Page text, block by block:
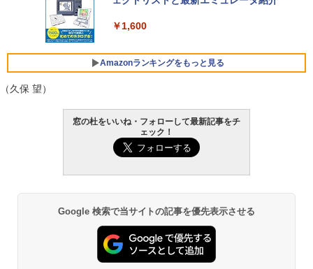
ersonal/Copilotキー搭載/Win 11/15.6型/
Core i5/16GB/SSD 512GB/ホワイト) FM
￥139,880
ト): Java & Bedrock Edition | オンライ
￥1,600
Amazonランキングをもっと見る
Amazon Kindle Paperwhite (16GB) 7イ
ンチディスプレイ、色調調節ライト、12
週間持続バッテリー、広告なし、ブラッ
ク
ない、大きな画面で読みやすい、6週間持
続バッテリー、6インチディスプレイ電子
書籍リーダー、ブラック、16GB、広告な
（久保 望）
窓の杜をいいね・フォローして最新記事をチ
ェック！
Google 検索で当サイトの記事を優先表示させる